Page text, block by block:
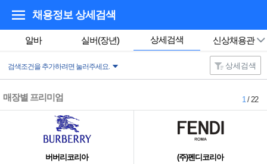
채용정보 상세검색
알바 실버(장년) 상세검색 신상채용관
검색조건을 추가하려면 눌러주세요. 상세검색
매장별 프리미엄 1/ 22
버버리코리아 (주)펜디코리아